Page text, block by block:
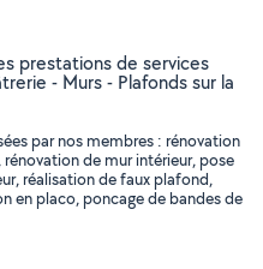
prestations de services
- Murs - Plafonds sur la
par nos membres : rénovation
de mur intérieur, pose
réalisation de faux plafond,
en placo, poncage de bandes de